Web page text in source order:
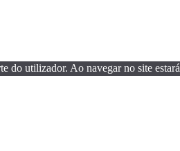
do utilizador. Ao navegar no site